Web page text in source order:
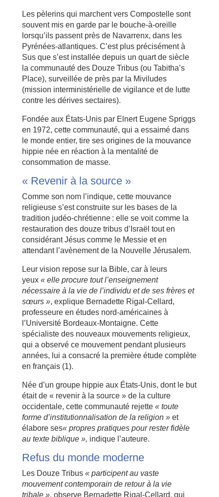
Les pèlerins qui marchent vers Compostelle sont
souvent mis en garde par le bouche-à-oreille
lorsqu’ils passent près de Navarrenx, dans les
Pyrénées-atlantiques. C’est plus précisément à
Sus que s’est installée depuis un quart de siècle
la communauté des Douze Tribus (ou Tabitha’s
Place), surveillée de près par la Miviludes
(mission interministérielle de vigilance et de lutte
contre les dérives sectaires).
Fondée aux États-Unis par Elnert Eugene Spriggs
en 1972, cette communauté, qui a essaimé dans
le monde entier, tire ses origines de la mouvance
hippie née en réaction à la mentalité de
consommation de masse.
« Revenir à la source »
Comme son nom l’indique, cette mouvance
religieuse s’est construite sur les bases de la
tradition judéo-chrétienne : elle se voit comme la
restauration des douze tribus d’Israël tout en
considérant Jésus comme le Messie et en
attendant l’avènement de la Nouvelle Jérusalem.
Leur vision repose sur la Bible, car à leurs
yeux « elle procure tout l’enseignement
nécessaire à la vie de l’individu et de ses frères et
sœurs », explique Bernadette Rigal-Cellard,
professeure en études nord-américaines à
l’Université Bordeaux-Montaigne. Cette
spécialiste des nouveaux mouvements religieux,
qui a observé ce mouvement pendant plusieurs
années, lui a consacré la première étude complète
en français (1).
Née d’un groupe hippie aux États-Unis, dont le but
était de « revenir à la source » de la culture
occidentale, cette communauté rejette « toute
forme d’institutionnalisation de la religion »et
élabore ses« propres pratiques pour rester fidèle
au texte biblique », indique l’auteure.
Refus du monde moderne
Les Douze Tribus« participent au vaste
mouvement contemporain de retour à la vie
tribale », observe Bernadette Rigal-Cellard, qui